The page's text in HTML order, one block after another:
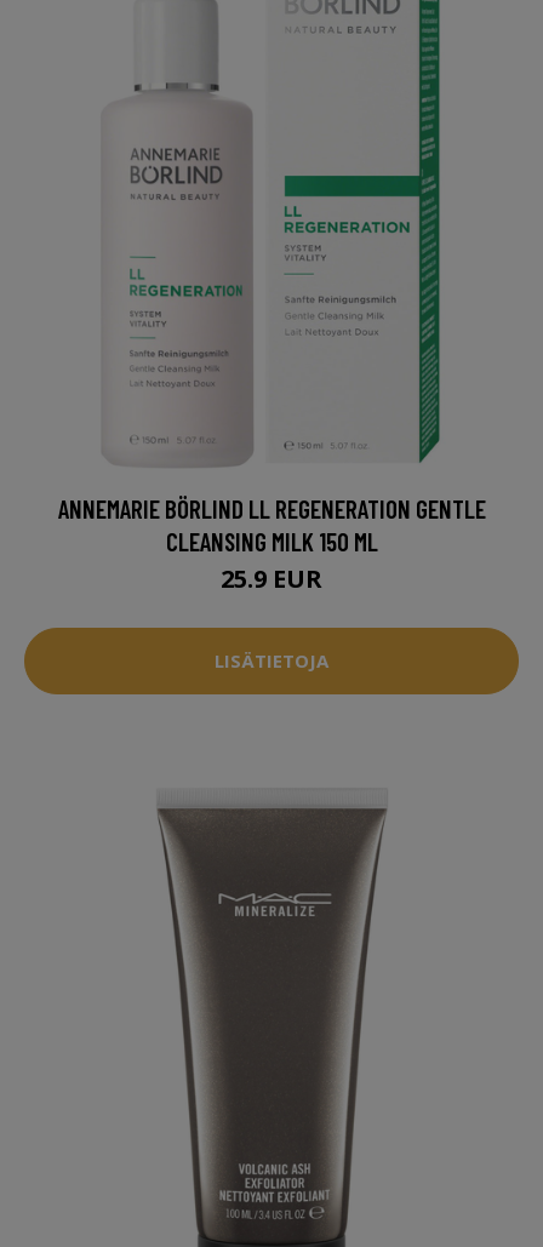
ANNEMARIE BÖRLIND LL REGENERATION GENTLE
CLEANSING MILK 150 ML
25.9 EUR
LISÄTIETOJA